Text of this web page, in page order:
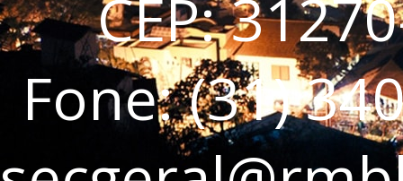
CEP:
Fone: (31)